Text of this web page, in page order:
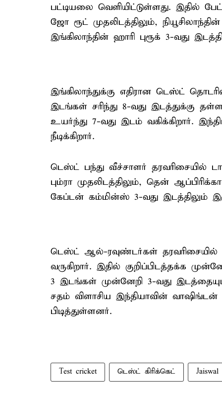
பட்டியலை வெளியிட்டுள்ளது. இதில்
ஜோ ரூட் முதலிடத்திலும்,
இங்கிலாந்தின் ஹாரி புரூக் 3-வது
இங்கிலாந்துக்கு எதிரான டெஸ்ட்
இடங்கள் சரிந்து 8-வது இடத்துக்கு
உயர்ந்து 7-வது இடம் வகிக்கிறார்.
நீடிக்கிறார்.
டெஸ்ட் பந்து வீச்சாளர் தரவரிசையில்
பும்ரா முதலிடத்திலும், தென்
கேப்டன் கம்மின்ஸ் 3-வது இடத்திலும்
டெஸ்ட் ஆல்-ரவுண்டர்கள் தரவரிசையில்
வருகிறார். இதில் குறிப்பிடத்தக்க
3 இடங்கள் முன்னேறி 3-வது
சதம் விளாசிய இந்தியாவின் வாஷிங்டன்
பிடித்துள்ளனர்.
Test cricket டெஸ்ட் கிரிக்கெட் Jaiswal